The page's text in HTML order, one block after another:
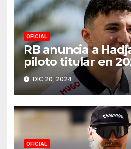
OFICIAL
RB anuncia a
piloto titular en
DIC 20, 2024
OFICIAL